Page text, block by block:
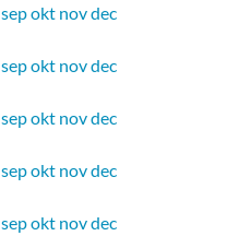
sepokt novdec
sepokt novdec
sepokt novdec
sepokt novdec
sepokt novdec